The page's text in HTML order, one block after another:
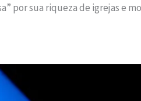
por sua riqueza de igrejas e